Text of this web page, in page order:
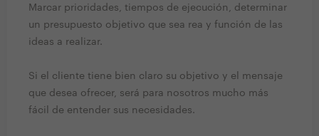
Marcar prioridades, tiempos de ejecución, determinar
un presupuesto objetivo que sea rea y función de las
ideas a realizar.
Si el cliente tiene bien claro su objetivo y el mensaje
que desea ofrecer, será para nosotros mucho más
fácil de entender sus necesidades.